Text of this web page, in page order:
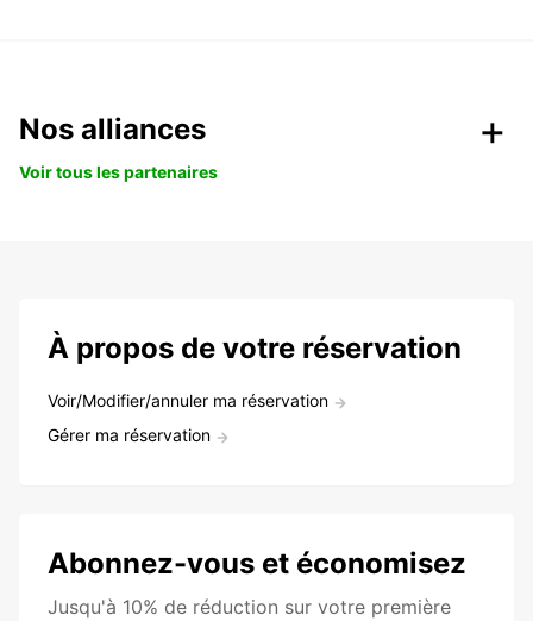
Nos alliances
Voir tous les partenaires
À propos de votre réservation
Voir/Modifier/annuler ma réservation
Gérer ma réservation
Abonnez-vous et économisez
Jusqu'à 10% de réduction sur votre première